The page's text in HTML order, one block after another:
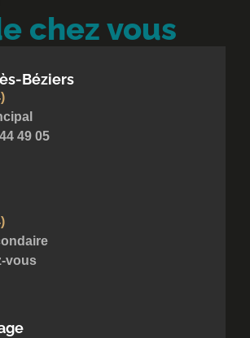
chez vous
Béziers
49 05
vous